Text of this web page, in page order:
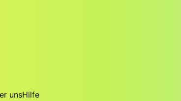
unsHilfe